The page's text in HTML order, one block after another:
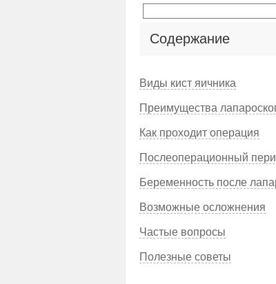
Содержание
Виды кист яичника
Преимущества
Как проходит операция
Послеоперационный
Беременность после
Возможные осложнения
Частые вопросы
Полезные советы